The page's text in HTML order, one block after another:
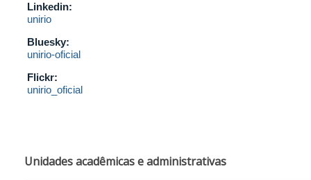
@unirio_oficial
@unirio_oficial
UNIRIOcanal